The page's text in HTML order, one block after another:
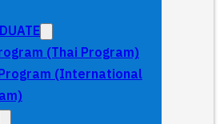
(Thai Program)
(International